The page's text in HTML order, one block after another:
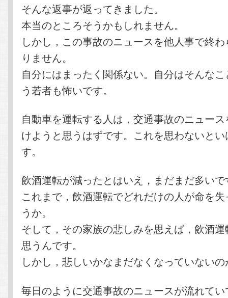
そんな返事が返ってきました。
本当のところそうかもしれません。
しかし，この事故のニュースを他人事で終
りません。
自分にはまったく関係ない。自分はそんな
う若者も怖いです。
自動車を運転する人は，交通事故のニュー
けようと思うはずです。これを思わないと
す。
飲酒運転が減ったとはいえ，まだまだ多いで
これまで，飲酒運転でどれだけの人が命を
うか。
そして，その家族の悲しみを思えば，飲酒
思うんです。
しかし，悲しいかなまだなくなっていない
毎日のように交通事故のニュースが流れて